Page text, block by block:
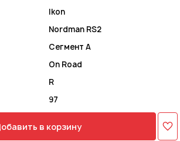
Ikon
Nordman RS2
Сегмент A
On Road
R
97
в корзину